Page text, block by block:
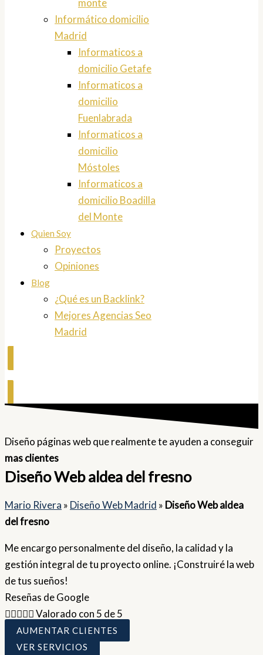
monte
Informático domicilio
Madrid
Informaticos a
domicilio Getafe
Informaticos a
domicilio
Fuenlabrada
Informaticos a
domicilio
Móstoles
Informaticos a
domicilio Boadilla
del Monte
Quien Soy
Proyectos
Opiniones
Blog
¿Qué es un Backlink?
Mejores Agencias Seo
Madrid
Diseño páginas web que realmente te ayuden a conseguir
mas clientes
Diseño Web aldea del fresno
Mario Rivera » Diseño Web Madrid » Diseño Web aldea
del fresno
Me encargo personalmente del diseño, la calidad y la
gestión integral de tu proyecto online. ¡Construiré la web
de tus sueños!
Reseñas de Google
Valorado con 5 de 5
AUMENTAR CLIENTES
VER SERVICIOS